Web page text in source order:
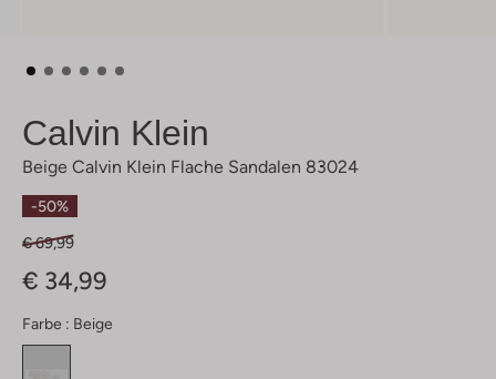
Calvin Klein
Beige Calvin Klein Flache Sandalen 83024
-50%
€ 69,99
€ 34,99
Farbe : Beige